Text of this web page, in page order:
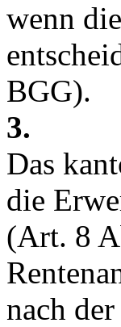
wenn
BGG).
3.
Das
die
(Art. 8
nach